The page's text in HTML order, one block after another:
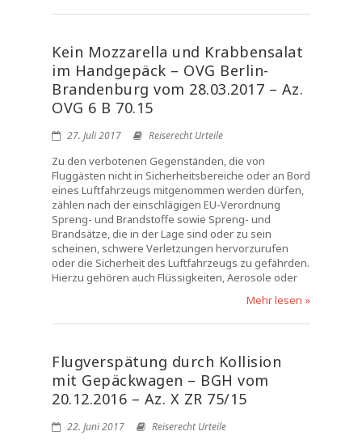
Kein Mozzarella und Krabbensalat
im Handgepäck – OVG Berlin-
Brandenburg vom 28.03.2017 – Az.
OVG 6 B 70.15
27. Juli 2017 Reiserecht Urteile
Zu den verbotenen Gegenständen, die von
Fluggästen nicht in Sicherheitsbereiche oder an Bord
eines Luftfahrzeugs mitgenommen werden dürfen,
zählen nach der einschlägigen EU-Verordnung
Spreng- und Brandstoffe sowie Spreng- und
Brandsätze, die in der Lage sind oder zu sein
scheinen, schwere Verletzungen hervorzurufen
oder die Sicherheit des Luftfahrzeugs zu gefährden.
Hierzu gehören auch Flüssigkeiten, Aerosole oder
Mehr lesen »
Flugverspätung durch Kollision
mit Gepäckwagen – BGH vom
20.12.2016 – Az. X ZR 75/15
22. Juni 2017 Reiserecht Urteile